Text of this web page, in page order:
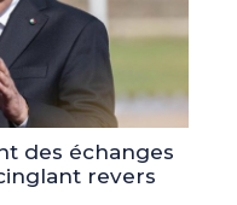
des échanges
revers